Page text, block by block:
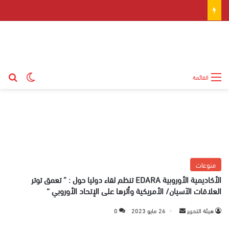
القائمة
منوعات
الأكاديمية الأوروبية EDARA تنظم لقاء دوليا حول : ” تعمق توتر
العلاقات الآسيان/ الأمريكية وأثرها على الإتحاد الأوروبي “
هيئة التحرير 26 مايو 2023 0